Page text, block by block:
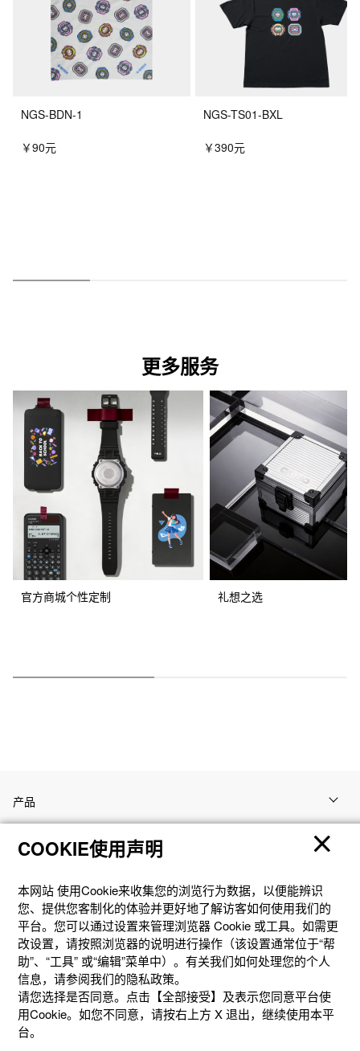
NGS-BDN-1
￥90元
NGS-TS01-BXL
￥390元
更多服务
官方商城个性定制 礼想之选
产品
客户支持
资讯
社交媒体
COOKIE使用声明
本网站 使⽤Cookie来收集您的浏览⾏为数据，以便能辨识
您、提供您客制化的体验并更好地了解访客如何使⽤我们的
平台。您可以通过设置来管理浏览器 Cookie 或⼯具。如需更
改设置，请按照浏览器的说明进⾏操作（该设置通常位于“帮
助”、“⼯具” 或“编辑”菜单中）。有关我们如何处理您的个⼈
信息，请参阅我们的隐私政策。
请您选择是否同意。点击【全部接受】及表示您同意平台使
用Cookie。如您不同意，请按右上⽅ X 退出，继续使⽤本平
台。